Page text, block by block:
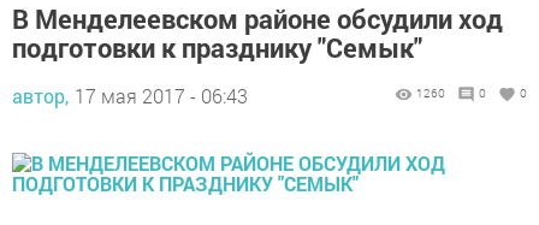
В Менделеевском районе обсудили ход
подготовки к празднику "Семык"
автор, 17 мая 2017 - 06:43 1260 0 0